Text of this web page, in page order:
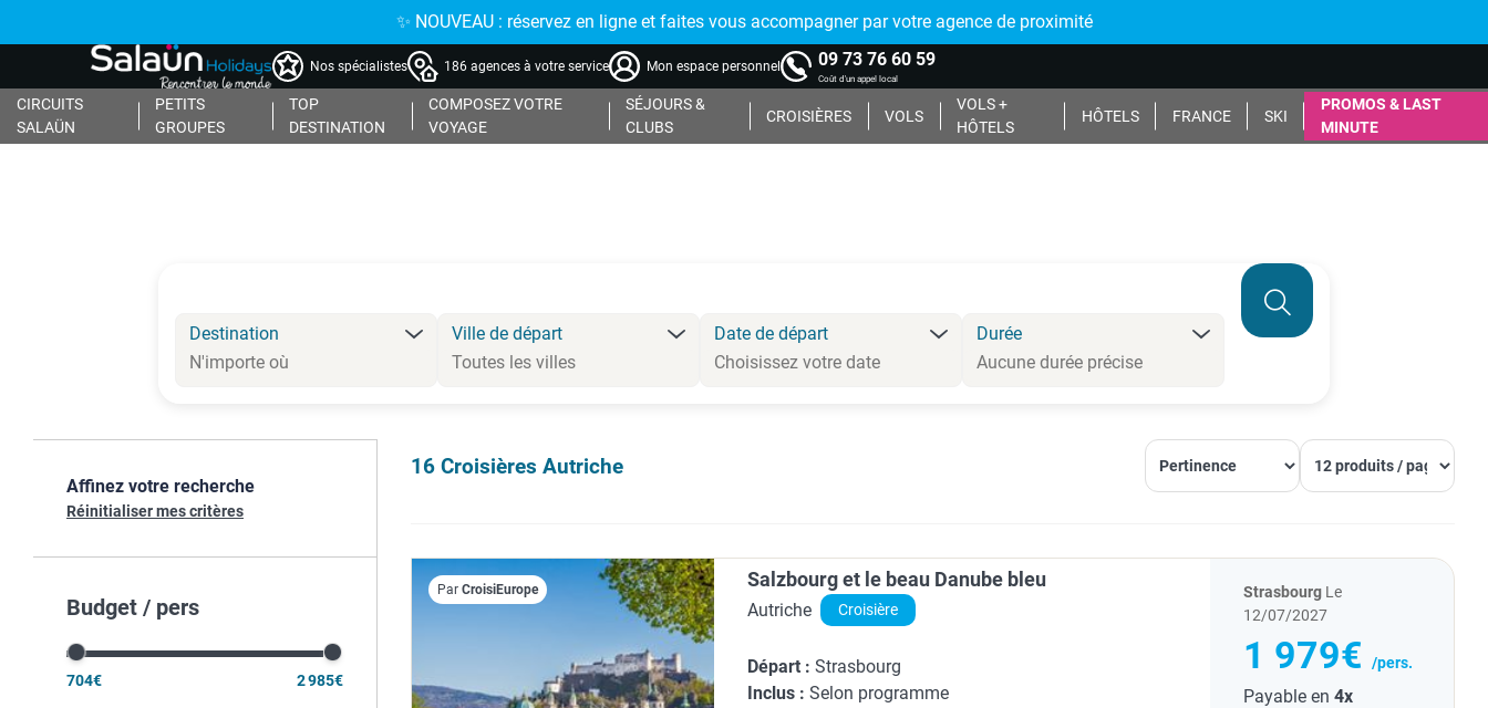
✨ NOUVEAU : réservez en ligne et faites vous accompagner par votre agence de proximité
Nos spécialistes 186 agences à votre service Mon espace personnel 09 73 76 60 59
Coût d'un appel local
CIRCUITS
SALAÜN
PETITS
GROUPES
TOP
DESTINATION
COMPOSEZ VOTRE
VOYAGE
SÉJOURS &
CLUBS
CROISIÈRES VOLS
VOLS +
HÔTELS
HÔTELS FRANCE SKI
PROMOS & LAST
MINUTE
Destination Ville de départ Date de départ Durée
Affinez votre recherche
Réinitialiser mes critères
Budget / pers
704€ 2 985€
16 Croisières Autriche
Par CroisiEurope Salzbourg et le beau Danube bleu
Autriche Croisière
Départ : Strasbourg
Inclus : Selon programme
Strasbourg Le
12/07/2027
1 979€ /pers.
Payable en 4x